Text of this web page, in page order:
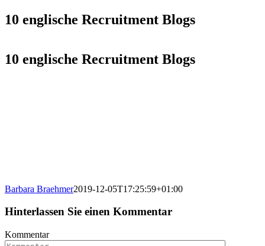
10 englische Recruitment Blogs
10 englische Recruitment Blogs
Barbara Braehmer2019-12-05T17:25:59+01:00
Hinterlassen Sie einen Kommentar
Kommentar